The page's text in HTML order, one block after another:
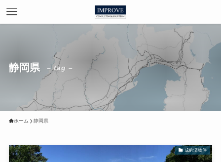
静岡県 – tag –
ホーム 静岡県
成約済物件